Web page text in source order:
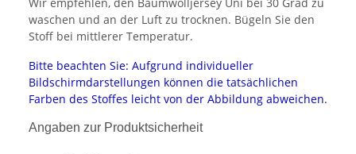
waschen und an der Luft zu trocknen. Bügeln Sie den
Stoff bei mittlerer Temperatur.
Bitte beachten Sie: Aufgrund individueller
Bildschirmdarstellungen können die tatsächlichen
Farben des Stoffes leicht von der Abbildung abweichen.
Angaben zur Produktsicherheit